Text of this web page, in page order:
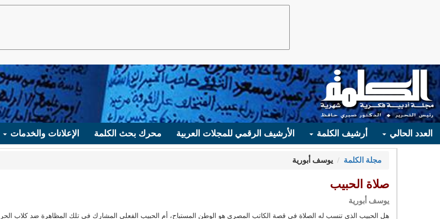
العدد الحالي أرشيف الكلمة الأرشيف الرقمي للمجلات العربية محرك بحث الكلمة الإعلانات والخدمات
مجلة الكلمة يوسف أبورية
صلاة الحبيب
يوسف أبورية
هل الحبيب الذي تنسب له الصلاة في قصة الكاتب المصري هو الوطن المستباح، أم الحبيب الفعلي المشارك في تلك المظاهرة ضد كلاب